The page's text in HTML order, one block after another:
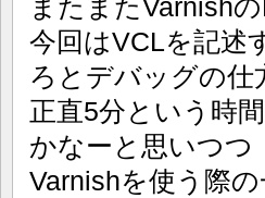
またまたVarnish
今回はVCLを記述
ろとデバッグの仕
正直5分という時
かなーと思いつつ
Varnishを使う際